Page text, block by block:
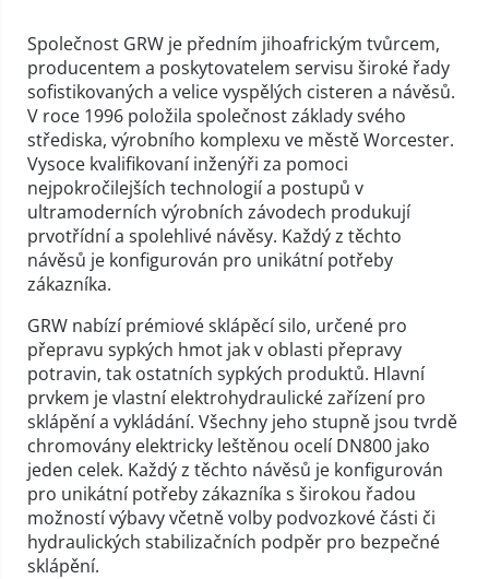
Společnost GRW je předním jihoafrickým tvůrcem,
producentem a poskytovatelem servisu široké řady
sofistikovaných a velice vyspělých cisteren a návěsů.
V roce 1996 položila společnost základy svého
střediska, výrobního komplexu ve městě Worcester.
Vysoce kvalifikovaní inženýři za pomoci
nejpokročilejších technologií a postupů v
ultramoderních výrobních závodech produkují
prvotřídní a spolehlivé návěsy. Každý z těchto
návěsů je konfigurován pro unikátní potřeby
zákazníka.
GRW nabízí prémiové sklápěcí silo, určené pro
přepravu sypkých hmot jak v oblasti přepravy
potravin, tak ostatních sypkých produktů. Hlavní
prvkem je vlastní elektrohydraulické zařízení pro
sklápění a vykládání. Všechny jeho stupně jsou tvrdě
chromovány elektricky leštěnou ocelí DN800 jako
jeden celek. Každý z těchto návěsů je konfigurován
pro unikátní potřeby zákazníka s širokou řadou
možností výbavy včetně volby podvozkové části či
hydraulických stabilizačních podpěr pro bezpečné
sklápění.